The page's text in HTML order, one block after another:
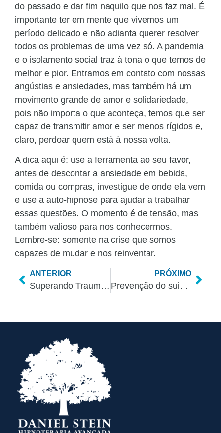
do passado e dar fim naquilo que nos faz mal. É
importante ter em mente que vivemos um
período delicado e não adianta querer resolver
todos os problemas de uma vez só. A pandemia
e o isolamento social traz à tona o que temos de
melhor e pior. Entramos em contato com nossas
angústias e ansiedades, mas também há um
movimento grande de amor e solidariedade,
pois não importa o que aconteça, temos que ser
capaz de transmitir amor e ser menos rígidos e,
claro, perdoar quem está à nossa volta.
A dica aqui é: use a ferramenta ao seu favor,
antes de descontar a ansiedade em bebida,
comida ou compras, investigue de onde ela vem
e use a auto-hipnose para ajudar a trabalhar
essas questões. O momento é de tensão, mas
também valioso para nos conhecermos.
Lembre-se: somente na crise que somos
capazes de mudar e nos reinventar.
ANTERIOR
Superando Traumas do Passado com a Hipnose
PRÓXIMO
Prevenção do suicídio: como uma boa conversa pode ajudar